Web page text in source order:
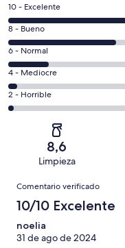
56
comentarios
de
un
total
de
128
con
puntuación
10 - Excelente
47
comentarios
de
un
total
de
puntuación
8 - Bueno
18
comentarios
de
un
total
puntuación
Normal
6 - Normal
4
comentarios
de
una
puntuación
4 - Mediocre
3
comentarios
128
una
puntuación
de
2 - Horrible
8,6
Limpieza
Comentarios
Comentario verificado
10/10 Excelente
noelia
31 de ago de 2024